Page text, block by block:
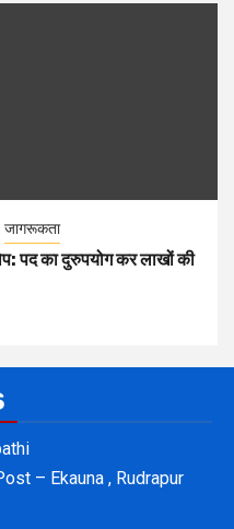
जागरूकता
पद का दुरुपयोग कर लाखों की
– Ekauna , Rudrapur